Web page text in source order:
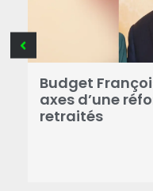
Budget
axes d’une
retraités